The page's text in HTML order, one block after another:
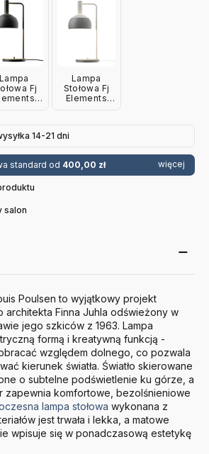
Lampa
Fj
Lampa
Stołowa Fj
Elements
14-21 dni
standard od 400,00 zł więcej
salon
Poulsen to wyjątkowy projekt
architekta Finna Juhla odświeżony w
jego szkiców z 1963. Lampa
formą i kreatywną funkcją -
względem dolnego, co pozwala
kierunek światła. Światło skierowane
o subtelne podświetlenie ku górze, a
zapewnia komfortowe, bezolśnieniowe
lampa stołowa wykonana z
jest trwała i lekka, a matowe
wpisuje się w ponadczasową estetykę